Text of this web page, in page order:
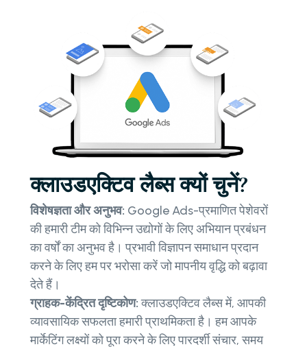
क्लाउडएक्टिव लैब्स क्यों चुनें?
विशेषज्ञता और अनुभव: Google Ads-प्रमाणित पेशेवरों
की हमारी टीम को विभिन्न उद्योगों के लिए अभियान प्रबंधन
का वर्षों का अनुभव है। प्रभावी विज्ञापन समाधान प्रदान
करने के लिए हम पर भरोसा करें जो मापनीय वृद्धि को बढ़ावा
देते हैं।
ग्राहक-केंद्रित दृष्टिकोण:क्लाउडएक्टिव लैब्स में, आपकी
व्यावसायिक सफलता हमारी प्राथमिकता है। हम आपके
मार्केटिंग लक्ष्यों को पूरा करने के लिए पारदर्शी संचार, समय